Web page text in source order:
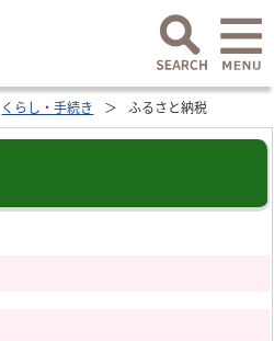
くらし・手続き ふるさと納税